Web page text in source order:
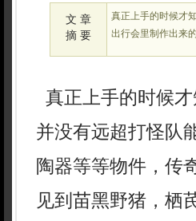
03:03
文 章
摘 要
真正上手的时候才
出行会里制作出来
真正上手的时候
并没有远超打怪队
陶器等等物件，传
见到苗黑野猪，栖